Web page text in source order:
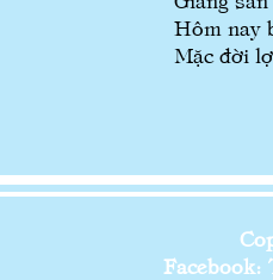
Hôm nay
Mặc đời
Facebook: